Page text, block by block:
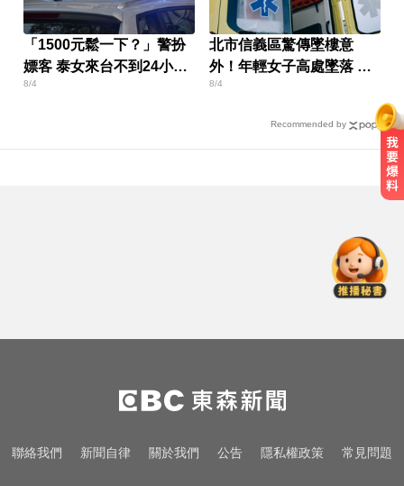
「1500元鬆一下？」警扮
嫖客 泰女來台不到24小時
就被逮
8/4
北市信義區驚傳墜樓意
外！年輕女子高處墜落 當
場身亡
8/4
Recommended by
蔣：六日恐有豪雨
漢光首日共機大舉逼近！偵獲14架
共機、9艘共艦
《唐伯虎》資深綠葉演員 黎彼得病
聯絡我們 新聞自律 關於我們 公告 隱私權政策 常見問題